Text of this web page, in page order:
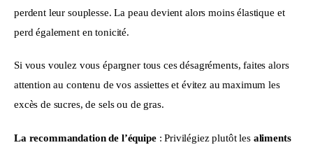
perdent leur souplesse. La peau devient alors moins élastique et
perd également en tonicité.
Si vous voulez vous épargner tous ces désagréments, faites alors
attention au contenu de vos assiettes et évitez au maximum les
excès de sucres, de sels ou de gras.
La recommandation de l’équipe : Privilégiez plutôt les aliments